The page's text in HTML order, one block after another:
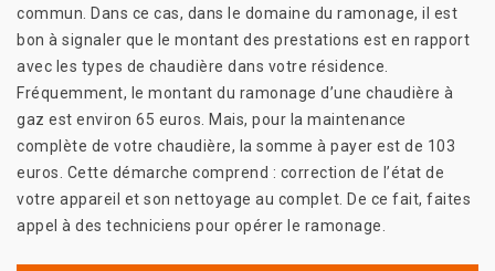
commun. Dans ce cas, dans le domaine du ramonage, il est
bon à signaler que le montant des prestations est en rapport
avec les types de chaudière dans votre résidence.
Fréquemment, le montant du ramonage d’une chaudière à
gaz est environ 65 euros. Mais, pour la maintenance
complète de votre chaudière, la somme à payer est de 103
euros. Cette démarche comprend : correction de l’état de
votre appareil et son nettoyage au complet. De ce fait, faites
appel à des techniciens pour opérer le ramonage.